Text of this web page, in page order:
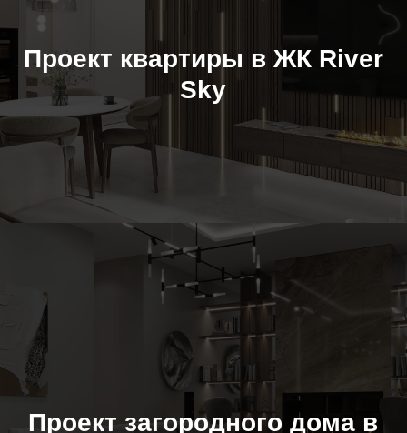
Проект квартиры в ЖК River
Sky
Проект загородного дома в